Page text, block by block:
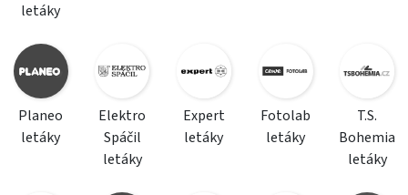
letáky
Planeo
letáky
Elektro
Spáčil
letáky
Expert
letáky
Fotolab
letáky
T.S.
Bohemia
letáky